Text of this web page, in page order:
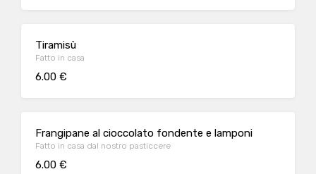
Tiramisù
Fatto in casa
6.00 €
Frangipane al cioccolato fondente e lamponi
Fatto in casa dal nostro pasticcere
6.00 €